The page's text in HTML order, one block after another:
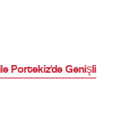
Portekiz'de Genişliyor